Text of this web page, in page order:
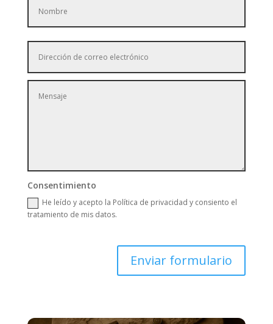
Consentimiento
He leído y acepto la Política de privacidad y consiento el
tratamiento de mis datos.
Enviar formulario